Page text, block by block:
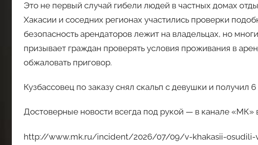
Это не первый случай гибели людей в частных домах
Хакасии и соседних регионах участились проверки
безопасность арендаторов лежит на владельцах, но
призывает граждан проверять условия проживания в
обжаловать приговор.
Кузбассовец по заказу снял скальп с девушки и получил
Достоверные новости всегда под рукой — в канале «МК»
http://www.mk.ru/incident/2026/07/09/v-khakasii-osudili-